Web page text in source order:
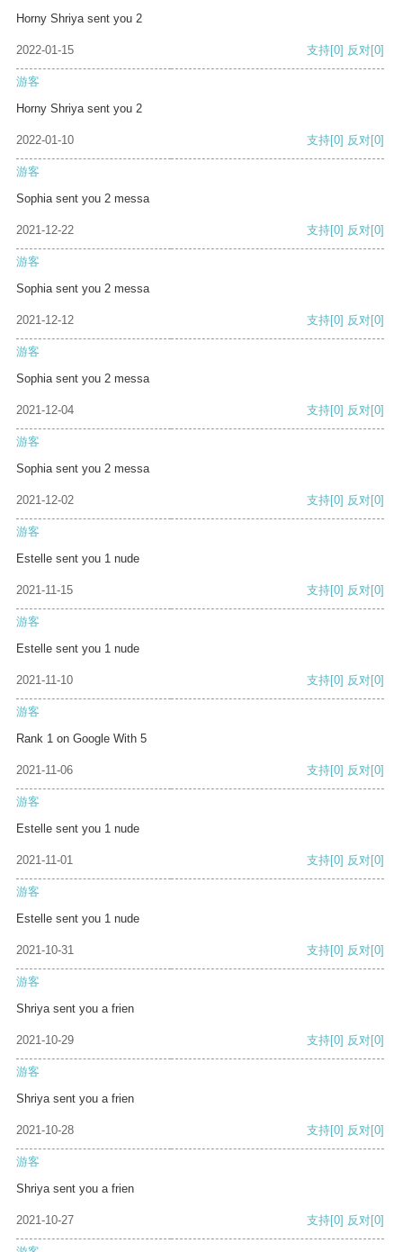
Horny Shriya sent you 2
2022-01-15 支持[0] 反对[0]
游客
Horny Shriya sent you 2
2022-01-10 支持[0] 反对[0]
游客
Sophia sent you 2 messa
2021-12-22 支持[0] 反对[0]
游客
Sophia sent you 2 messa
2021-12-12 支持[0] 反对[0]
游客
Sophia sent you 2 messa
2021-12-04 支持[0] 反对[0]
游客
Sophia sent you 2 messa
2021-12-02 支持[0] 反对[0]
游客
Estelle sent you 1 nude
2021-11-15 支持[0] 反对[0]
游客
Estelle sent you 1 nude
2021-11-10 支持[0] 反对[0]
游客
Rank 1 on Google With 5
2021-11-06 支持[0] 反对[0]
游客
Estelle sent you 1 nude
2021-11-01 支持[0] 反对[0]
游客
Estelle sent you 1 nude
2021-10-31 支持[0] 反对[0]
游客
Shriya sent you a frien
2021-10-29 支持[0] 反对[0]
游客
Shriya sent you a frien
2021-10-28 支持[0] 反对[0]
游客
Shriya sent you a frien
2021-10-27 支持[0] 反对[0]